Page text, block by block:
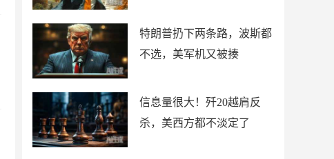
特朗普扔下两条路，波斯都
不选，美军机又被揍
信息量很大！歼20越肩反
杀，美西方都不淡定了